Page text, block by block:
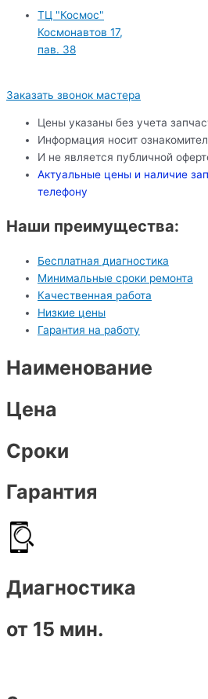
ТЦ "Космос"
Космонавтов 17,
пав. 38
Заказать звонок мастера
Цены указаны без учета
Информация носит
И не является публичной
Актуальные цены и наличие
телефону
Наши преимущества:
Бесплатная диагностика
Минимальные сроки ремонта
Качественная работа
Низкие цены
Гарантия на работу
Наименование
Цена
Сроки
Гарантия
Диагностика
от 15 мин.